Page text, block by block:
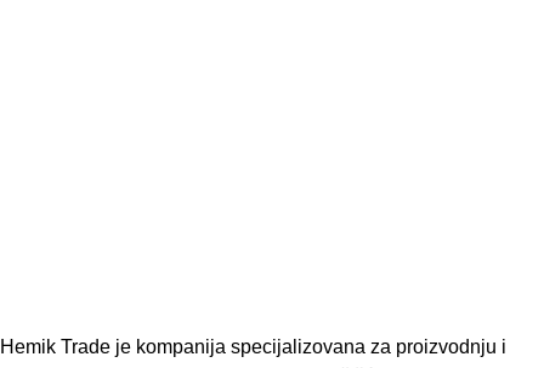
Hemik Trade je kompanija specijalizovana za proizvodnju i